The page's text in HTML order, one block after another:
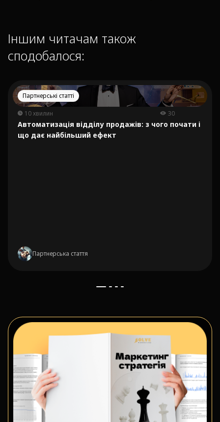
Іншим читачам також
сподобалося:
Партнерські статті
10 хвилин 30
Автоматизація відділу продажів: з чого почати і
що дає найбільший ефект
Партнерська стаття